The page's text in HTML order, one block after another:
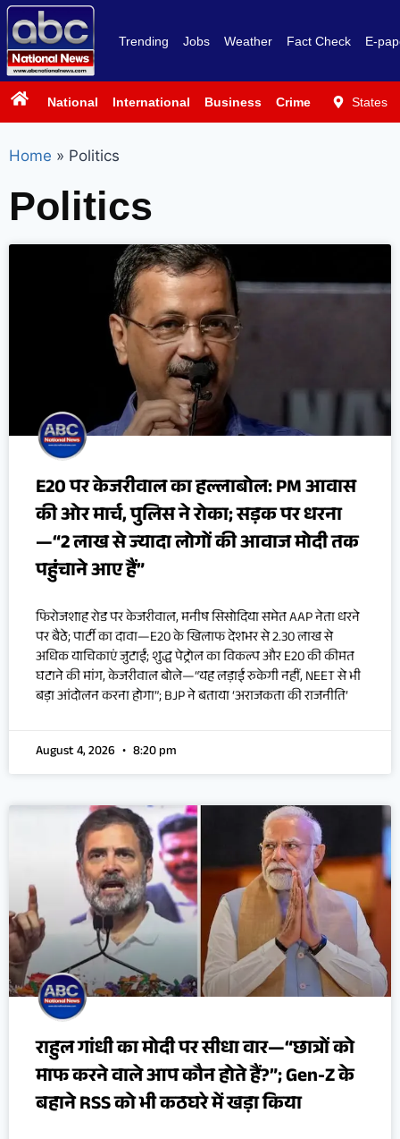
Trending Jobs Weather Fact Check E-
National International Business Crime PoliticsStates
Home » Politics
Politics
E20 पर केजरीवाल का हल्लाबोल: PM आवास
की ओर मार्च, पुलिस ने रोका; सड़क पर धरना
—“2 लाख से ज्यादा लोगों की आवाज मोदी तक
पहुंचाने आए हैं”
फिरोजशाह रोड पर केजरीवाल, मनीष सिसोदिया समेत AAP नेता धरने
पर बैठे; पार्टी का दावा—E20 के खिलाफ देशभर से 2.30 लाख से
अधिक याचिकाएं जुटाईं; शुद्ध पेट्रोल का विकल्प और E20 की कीमत
घटाने की मांग, केजरीवाल बोले—“यह लड़ाई रुकेगी नहीं, NEET से भी
बड़ा आंदोलन करना होगा”; BJP ने बताया ‘अराजकता की राजनीति’
August 4, 2026 8:20 pm
राहुल गांधी का मोदी पर सीधा वार—“छात्रों को
माफ करने वाले आप कौन होते हैं?”; Gen-Z के
बहाने RSS को भी कठघरे में खड़ा किया